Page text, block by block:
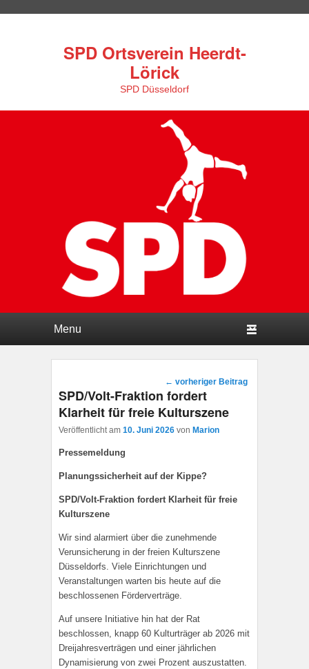
SPD Ortsverein Heerdt-
Lörick
SPD Düsseldorf
Beitragsnavigation
← vorheriger Beitrag
SPD/Volt-Fraktion fordert
Klarheit für freie Kulturszene
Veröffentlicht am 10. Juni 2026 von Marion
Pressemeldung
Planungssicherheit auf der Kippe?
SPD/Volt-Fraktion fordert Klarheit für freie
Kulturszene
Wir sind alarmiert über die zunehmende
Verunsicherung in der freien Kulturszene
Düsseldorfs. Viele Einrichtungen und
Veranstaltungen warten bis heute auf die
beschlossenen Förderverträge.
Auf unsere Initiative hin hat der Rat
beschlossen, knapp 60 Kulturträger ab 2026 mit
Dreijahresverträgen und einer jährlichen
Dynamisierung von zwei Prozent auszustatten.